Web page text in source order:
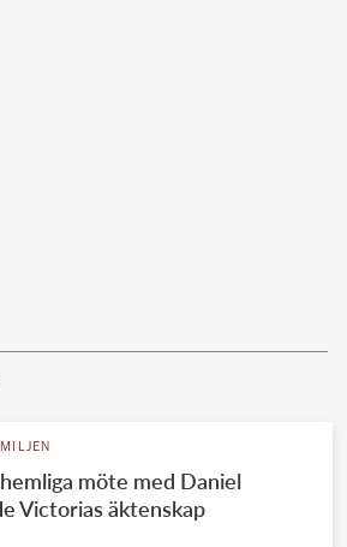
möte med Daniel
Victorias äktenskap